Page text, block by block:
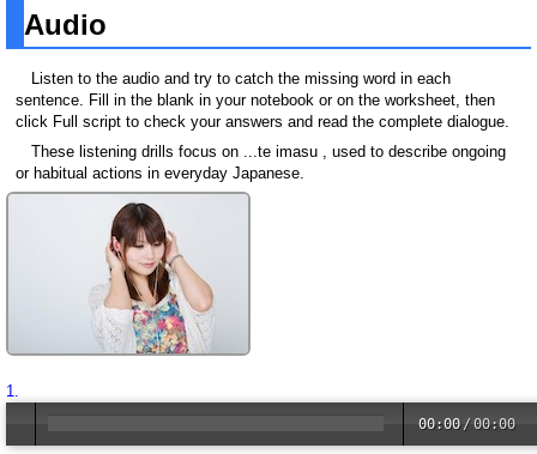
Audio
Listen to the audio and try to catch the missing word in each
sentence. Fill in the blank in your notebook or on the worksheet, then
click Full script to check your answers and read the complete dialogue.
These listening drills focus on ...te imasu , used to describe ongoing
or habitual actions in everyday Japanese.
1.
00:00 /00:00